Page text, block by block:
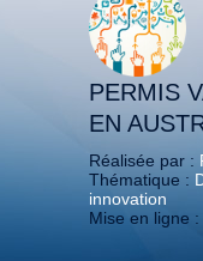
PERMIS
EN
Réalisée par :
Thématique :
innovation
Mise en ligne :